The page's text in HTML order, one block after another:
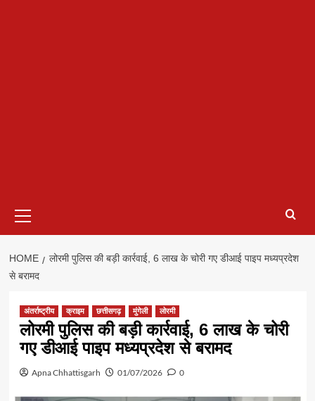
Menu
HOME
लोरमी पुलिस की बड़ी कार्रवाई, 6 लाख के चोरी गए डीआई पाइप मध्यप्रदेश
से बरामद
अंतर्राष्ट्रीय क्राइम छत्तीसगढ़ मुंगेली लोरमी
लोरमी पुलिस की बड़ी कार्रवाई, 6 लाख के चोरी
गए डीआई पाइप मध्यप्रदेश से बरामद
Apna Chhattisgarh 01/07/2026 0